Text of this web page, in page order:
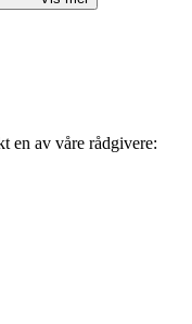
en av våre rådgivere: